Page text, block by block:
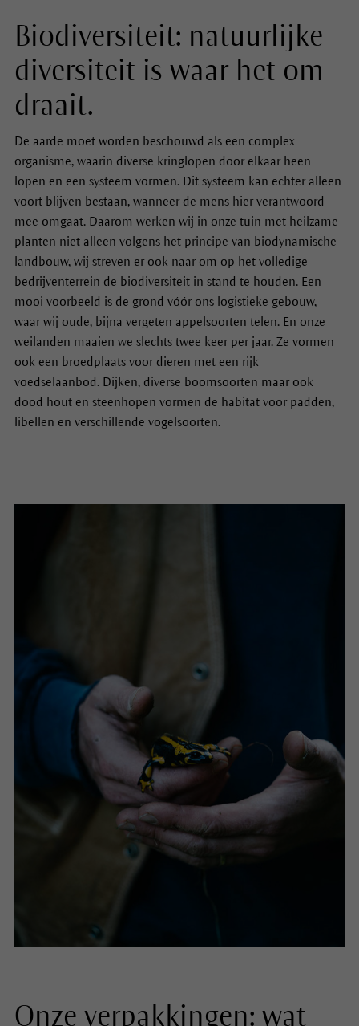
Biodiversiteit: natuurlijke
diversiteit is waar het om
draait.
De aarde moet worden beschouwd als een complex
organisme, waarin diverse kringlopen door elkaar heen
lopen en een systeem vormen. Dit systeem kan echter alleen
voort blijven bestaan, wanneer de mens hier verantwoord
mee omgaat. Daarom werken wij in onze tuin met heilzame
planten niet alleen volgens het principe van biodynamische
landbouw, wij streven er ook naar om op het volledige
bedrijventerrein de biodiversiteit in stand te houden. Een
mooi voorbeeld is de grond vóór ons logistieke gebouw,
waar wij oude, bijna vergeten appelsoorten telen. En onze
weilanden maaien we slechts twee keer per jaar. Ze vormen
ook een broedplaats voor dieren met een rijk
voedselaanbod. Dijken, diverse boomsoorten maar ook
dood hout en steenhopen vormen de habitat voor padden,
libellen en verschillende vogelsoorten.
Onze verpakkingen: wat